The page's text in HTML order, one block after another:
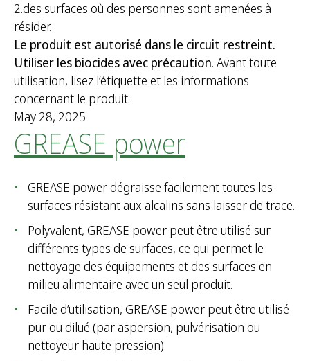
2.des surfaces où des personnes sont amenées à
résider.
Le produit est autorisé dans le circuit restreint.
Utiliser les biocides avec précaution. Avant toute
utilisation, lisez l’étiquette et les informations
concernant le produit.
May 28, 2025
GREASE power
GREASE power dégraisse facilement toutes les
surfaces résistant aux alcalins sans laisser de trace.
Polyvalent, GREASE power peut être utilisé sur
différents types de surfaces, ce qui permet le
nettoyage des équipements et des surfaces en
milieu alimentaire avec un seul produit.
Facile d’utilisation, GREASE power peut être utilisé
pur ou dilué (par aspersion, pulvérisation ou
nettoyeur haute pression).